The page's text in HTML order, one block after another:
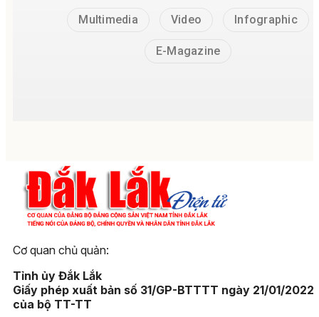
Multimedia Video Infographic
E-Magazine
Cơ quan chủ quản:
Tỉnh ủy Đắk Lắk
Giấy phép xuất bản số 31/GP-BTTTT ngày 21/01/2022
của bộ TT-TT